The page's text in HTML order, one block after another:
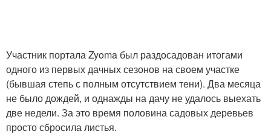
Участник портала Zyoma был раздосадован итогами
одного из первых дачных сезонов на своем участке
(бывшая степь с полным отсутствием тени). Два месяца
не было дождей, и однажды на дачу не удалось выехать
две недели. За это время половина садовых деревьев
просто сбросила листья.